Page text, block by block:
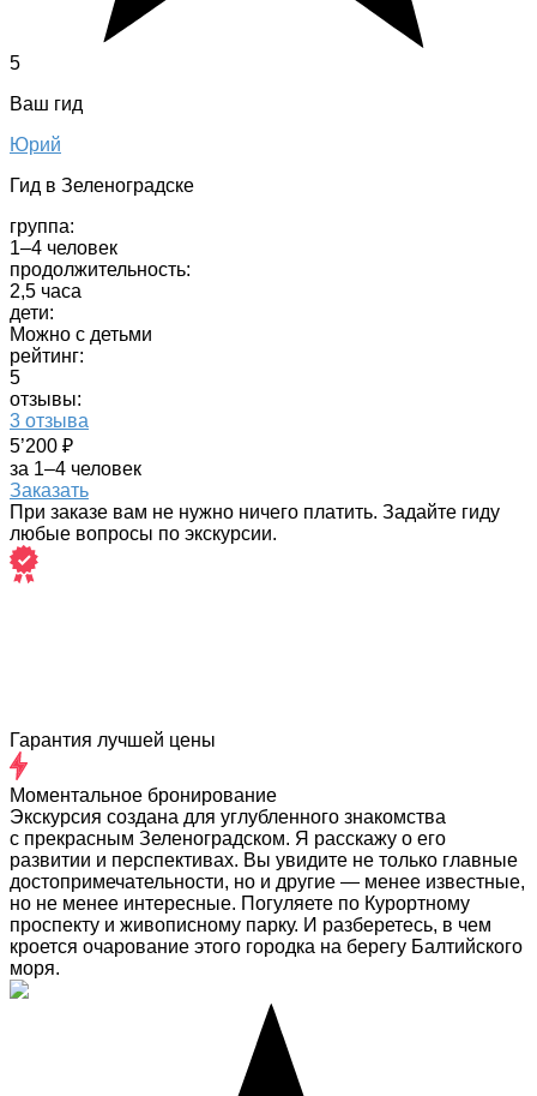
5
Ваш гид
Юрий
Гид в Зеленоградске
группа:
1–4 человек
продолжительность:
2,5 часа
дети:
Можно с детьми
рейтинг:
5
отзывы:
3 отзыва
5’200 ₽
за 1–4 человек
Заказать
При заказе вам не нужно ничего платить. Задайте гиду
любые вопросы по экскурсии.
Гарантия лучшей цены
Моментальное бронирование
Экскурсия создана для углубленного знакомства
с прекрасным Зеленоградском. Я расскажу о его
развитии и перспективах. Вы увидите не только главные
достопримечательности, но и другие — менее известные,
но не менее интересные. Погуляете по Курортному
проспекту и живописному парку. И разберетесь, в чем
кроется очарование этого городка на берегу Балтийского
моря.